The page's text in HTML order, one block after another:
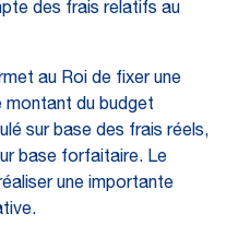
des frais relatifs au
au Roi de fixer une
montant du budget
sur base des frais réels,
base forfaitaire. Le
une importante